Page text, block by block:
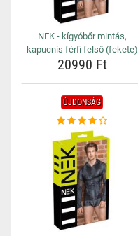
NEK - kígyóbőr mintás,
kapucnis férfi felső (fekete)
20990 Ft
ÚJDONSÁG